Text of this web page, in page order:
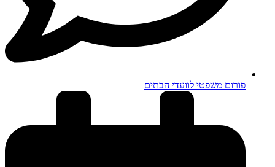
פורום משפטי לוועדי הבתים